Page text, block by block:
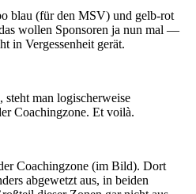
blau (für den MSV) und gelb-rot
wollen Sponsoren ja nun mal —
in Vergessenheit gerät.
steht man logischerweise
Coachingzone. Et voilà.
Coachingzone (im Bild). Dort
abgewetzt aus, in beiden